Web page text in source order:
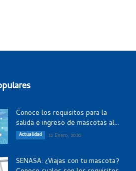
Conoce los requisitos para la
salida e ingreso de mascotas al...
Actualidad 12 Enero, 2020
SENASA: ¿Viajas con tu mascota?